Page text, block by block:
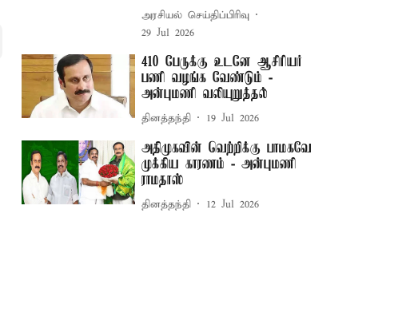
அரசியல் செய்திப்பிரிவு
29 Jul 2026
410 பேருக்கு உடனே ஆசிரியர்
பணி வழங்க வேண்டும் -
அன்புமணி வலியுறுத்தல்
தினத்தந்தி 19 Jul 2026
அதிமுகவின் வெற்றிக்கு பாமகவே
முக்கிய காரணம் - அன்புமணி
ராமதாஸ்
தினத்தந்தி 12 Jul 2026